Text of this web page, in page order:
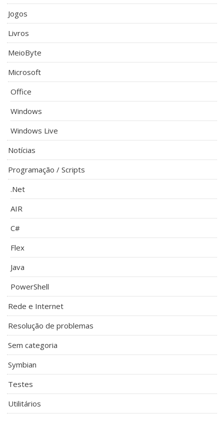
Jogos
Livros
MeioByte
Microsoft
Office
Windows
Windows Live
Notícias
Programação / Scripts
.Net
AIR
C#
Flex
Java
PowerShell
Rede e Internet
Resolução de problemas
Sem categoria
Symbian
Testes
Utilitários